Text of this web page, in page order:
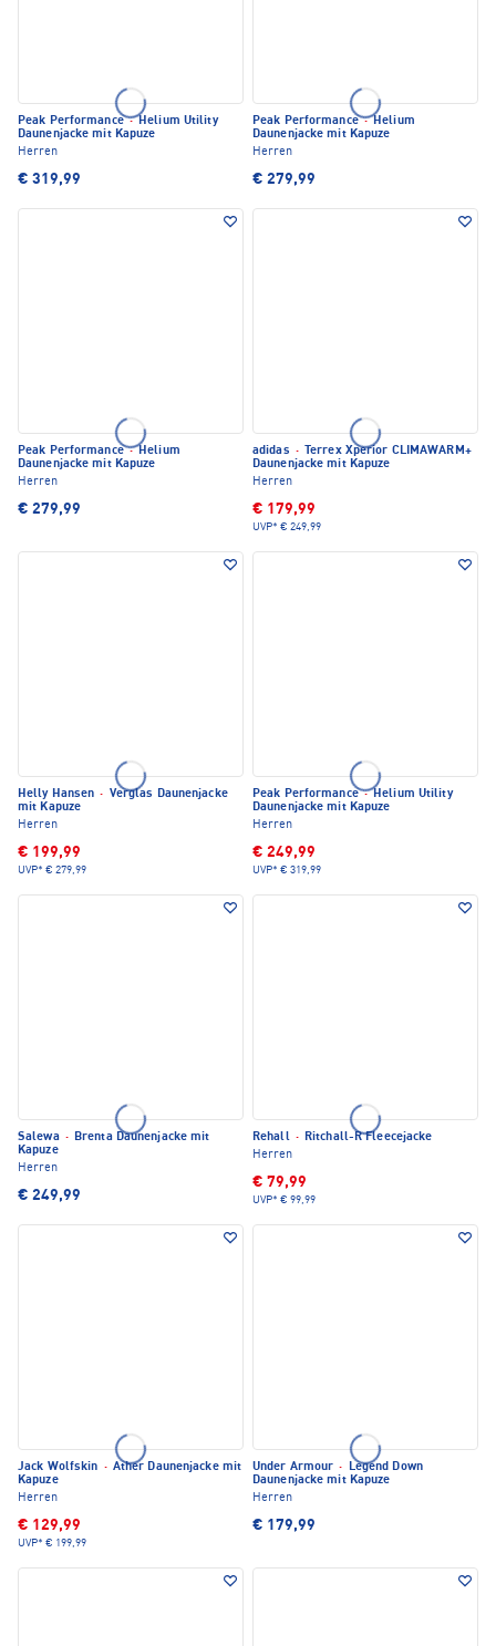
Peak Performance·Helium Utility
Daunenjacke mit Kapuze
Herren
€ 319,99
Peak Performance·Helium
Daunenjacke mit Kapuze
Herren
€ 279,99
Peak Performance·Helium
Daunenjacke mit Kapuze
Herren
€ 279,99
adidas ·
Terrex Xperior CLIMAWARM+
Daunenjacke mit Kapuze
Herren
€ 179,99
UVP* € 249,99
Helly Hansen · Verglas Daunenjacke
mit Kapuze
Herren
€ 199,99
UVP* € 279,99
Peak Performance·Helium Utility
Daunenjacke mit Kapuze
Herren
€ 249,99
UVP* € 319,99
Salewa · Brenta Daunenjacke mit
Kapuze
Herren
€ 249,99
Rehall · Ritchall-R Fleecejacke
Herren
€ 79,99
UVP* € 99,99
Jack Wolfskin · Ather Daunenjacke mit
Kapuze
Herren
€ 129,99
UVP* € 199,99
Under Armour ·
Legend Down
Daunenjacke mit Kapuze
Herren
€ 179,99